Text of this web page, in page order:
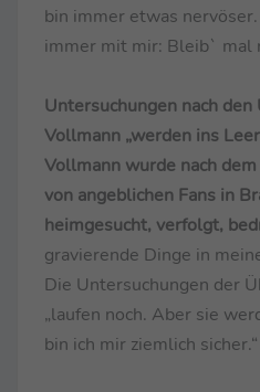
bin immer etwas
immer mit mir: Bleib` mal
Untersuchungen nach
Vollmann „werden ins
Vollmann wurde nach
von angeblichen Fans in
heimgesucht, verfolgt,
gravierende Dinge in
Die Untersuchungen der
„laufen noch. Aber sie
bin ich mir ziemlich sicher.“